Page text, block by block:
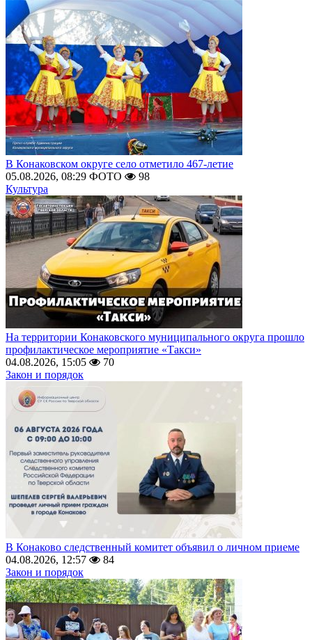
В Конаковском округе село отметило 467-летие
05.08.2026, 08:29 ФОТО
98
Культура
На территории Конаковского муниципального округа прошло
профилактическое мероприятие «Такси»
04.08.2026, 15:05
70
Закон и порядок
В Конаково следственный комитет объявил о личном приеме
04.08.2026, 12:57
84
Закон и порядок